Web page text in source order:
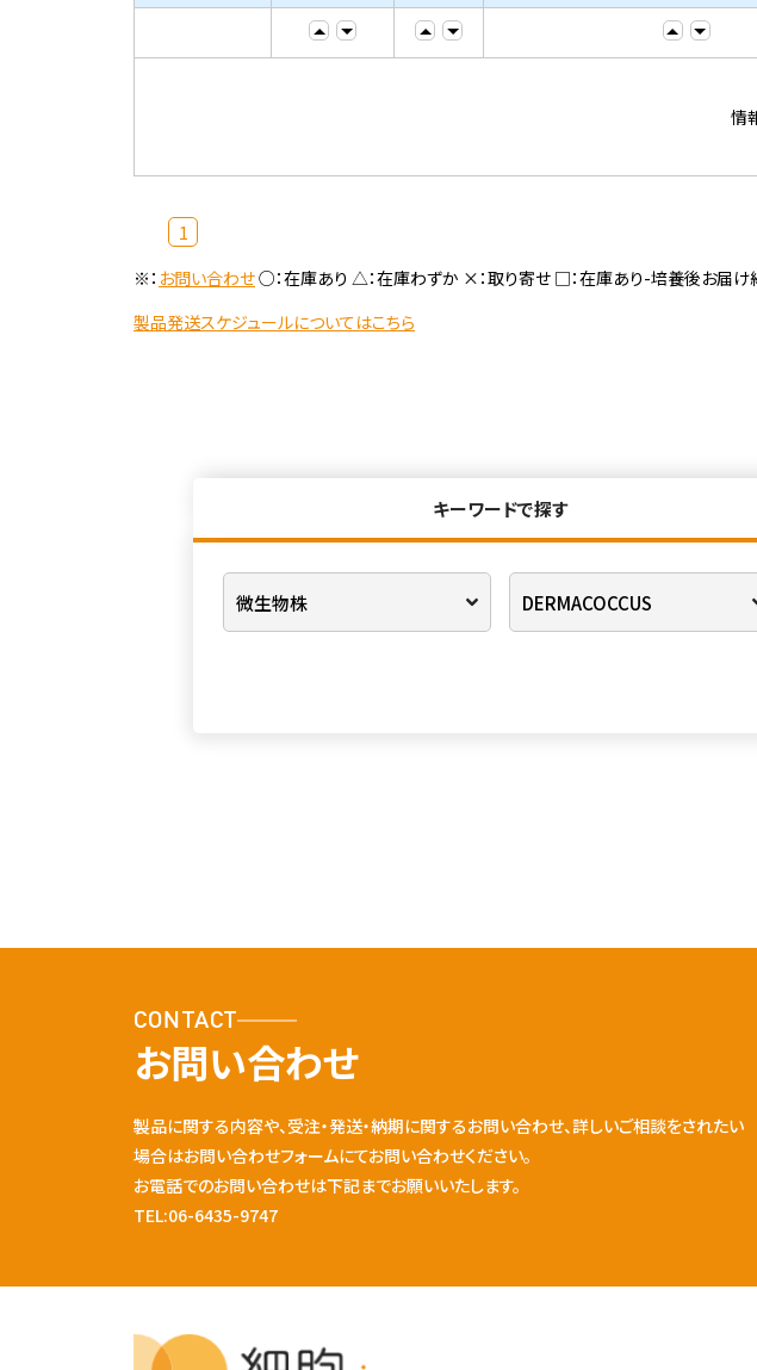
情
1
※： お問い合わせ○：在庫あり △：在庫わずか ×：取り寄せ □：在庫あり-培養後お届け
製品発送スケジュールについてはこちら
キーワードで探す
CONTACT
お問い合わせ
製品に関する内容や、受注・発送・納期に関するお問い合わせ、詳しいご相談をされたい
場合はお問い合わせフォームにてお問い合わせください。
お電話でのお問い合わせは下記までお願いいたします。
TEL:06-6435-9747